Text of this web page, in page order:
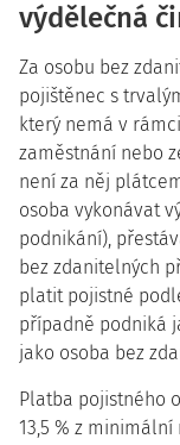
výdělečná
Za osobu bez
pojištěnec s
který nemá v
zaměstnání nebo
není za něj
osoba vykonávat
podnikání),
bez zdanitelných
platit pojistné
případně podniká
jako osoba bez
Platba pojistného
13,5 % z minimální